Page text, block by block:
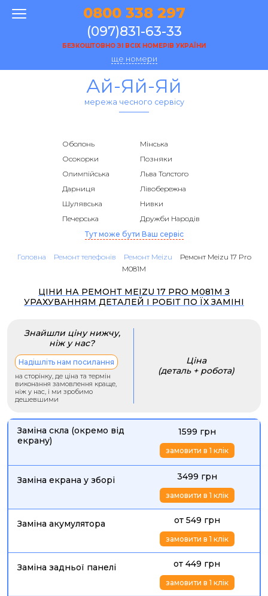
0800 338 297
(097)831-63-33
БЕЗКОШТОВНО ЗІ ВСІХ НОМЕРІВ УКРАЇНИ
ще номери
Ай-Яй-Яй
мережа чесного сервісу
Оболонь
Мінська
Осокорки
Позняки
Олимпійська
Льва Толстого
Дарниця
Лівобережна
Шулявська
Нивки
Печерська
Дружби Народів
Тут може бути Ваш сервіс
Головна Ремонт телефонів Ремонт Meizu
Ремонт Meizu 17 Pro
M081M
ЦІНИ НА РЕМОНТ MEIZU 17 PRO M081M З
УРАХУВАННЯМ ДЕТАЛЕЙ І РОБІТ ПО ЇХ ЗАМІНІ
Знайшли ціну нижчу,
ніж у нас?
Надішліть нам посилання
на сторінку, де ціна та термін
виконання замовлення краще,
ніж у нас, і ми зробимо
дешевшими
Ціна
(деталь + робота)
Заміна скла (окремо від
екрану)
1599 грн
замовити в 1 клік
Заміна екрана у зборі 3499 грн
замовити в 1 клік
Заміна акумулятора от 549 грн
замовити в 1 клік
Заміна задньої панелі от 449 грн
замовити в 1 клік